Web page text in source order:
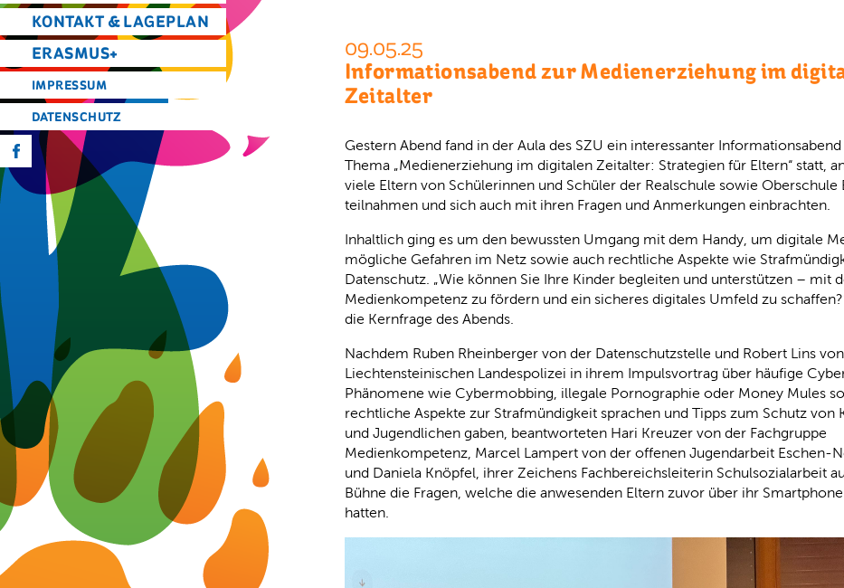
KONTAKT & LAGEPLAN
ERASMUS+
IMPRESSUM
DATENSCHUTZ
f
09.05.25
Informationsabend zur Medienerziehung im
Zeitalter
Gestern Abend fand in der Aula des SZU ein interessanter
Thema „Medienerziehung im digitalen Zeitalter: Strategien für Eltern“ statt,
viele Eltern von Schülerinnen und Schüler der Realschule sowie Oberschule
teilnahmen und sich auch mit ihren Fragen und Anmerkungen einbrachten.
Inhaltlich ging es um den bewussten Umgang mit dem Handy, um digitale
mögliche Gefahren im Netz sowie auch rechtliche Aspekte wie
Datenschutz. „Wie können Sie Ihre Kinder begleiten und unterstützen – mit
Medienkompetenz zu fördern und ein sicheres digitales Umfeld zu
die Kernfrage des Abends.
Nachdem Ruben Rheinberger von der Datenschutzstelle und Robert Lins
Liechtensteinischen Landespolizei in ihrem Impulsvortrag über häufige
Phänomene wie Cybermobbing, illegale Pornographie oder Money Mules
rechtliche Aspekte zur Strafmündigkeit sprachen und Tipps zum Schutz von
und Jugendlichen gaben, beantworteten Hari Kreuzer von der Fachgruppe
Medienkompetenz, Marcel Lampert von der offenen Jugendarbeit Eschen-
und Daniela Knöpfel, ihrer Zeichens Fachbereichsleiterin Schulsozialarbeit
Bühne die Fragen, welche die anwesenden Eltern zuvor über ihr
hatten.